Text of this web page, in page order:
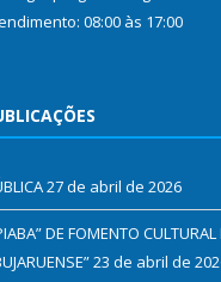
08:00 às 17:00
27 de abril de 2026
DE FOMENTO
23 de abril de